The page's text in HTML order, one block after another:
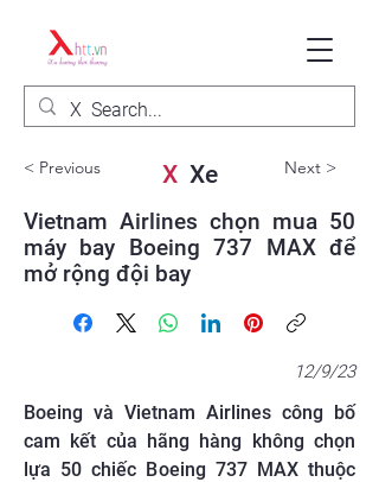
< Previous XXe Next >
Vietnam Airlines chọn mua 50
máy bay Boeing 737 MAX để
mở rộng đội bay
12/9/23
Boeing và Vietnam Airlines công bố
cam kết của hãng hàng không chọn
lựa 50 chiếc Boeing 737 MAX thuộc